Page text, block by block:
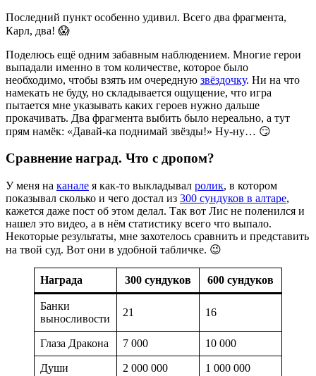
Последний пункт особенно удивил. Всего два фрагмента,
Карл, два! 😱
Поделюсь ещё одним забавным наблюдением. Многие герои
выпадали именно в том количестве, которое было
необходимо, чтобы взять им очередную звёздочку. Ни на что
намекать не буду, но складывается ощущение, что игра
пытается мне указывать каких героев нужно дальше
прокачивать. Два фрагмента выбить было нереально, а тут
прям намёк: «Давай-ка поднимай звёзды!» Ну-ну… 😏
Сравнение наград. Что с дропом?
У меня на канале я как-то выкладывал ролик, в котором
показывал сколько и чего достал из 300 сундуков в алтаре,
кажется даже пост об этом делал. Так вот Лис не поленился и
нашел это видео, а в нём статистику всего что выпало.
Некоторые результаты, мне захотелось сравнить и представить
на твой суд. Вот они в удобной табличке. 😉
Награда 300 сундуков 600 сундуков
Банки
выносливости
21 16
Глаза Дракона 7 000 10 000
Души 2 000 000
1 000 000